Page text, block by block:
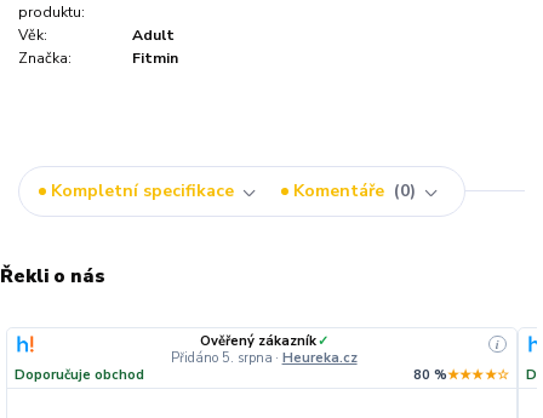
produktu:
Věk:
Adult
Značka:
Fitmin
Kompletní specifikace Komentáře 0
Řekli o nás
Ověřený zákazník✓
Přidáno 5. srpna · Heureka.cz
i
Doporučuje obchod 80 %★★★★☆